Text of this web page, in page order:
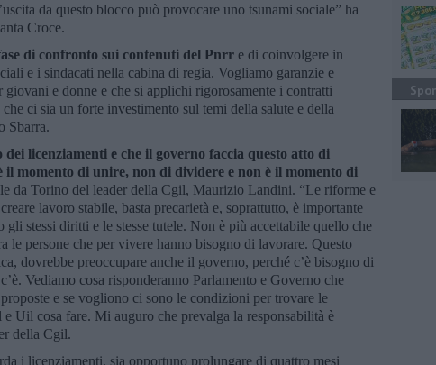
da questo blocco può provocare uno tsunami sociale” ha
Croce.
di confronto sui contenuti del Pnrr e di coinvolgere in
e i sindacati nella cabina di regia. Vogliamo garanzie e
giovani e donne e che si applichi rigorosamente i contratti
ci sia un forte investimento sul temi della salute e della
Sbarra.
licenziamenti e che il governo faccia questo atto di
il momento di unire, non di dividere e non è il momento di
da Torino del leader della Cgil, Maurizio Landini. “Le riforme e
lavoro stabile, basta precarietà e, soprattutto, è importante
gli stessi diritti e le stesse tutele. Non è più accettabile quello che
le persone che per vivere hanno bisogno di lavorare. Questo
dovrebbe preoccupare anche il governo, perché c’è bisogno di
Vediamo cosa risponderanno Parlamento e Governo che
e se vogliono ci sono le condizioni per trovare le
Uil cosa fare. Mi auguro che prevalga la responsabilità è
della Cgil.
i licenziamenti, sia opportuno prolungare di quattro mesi